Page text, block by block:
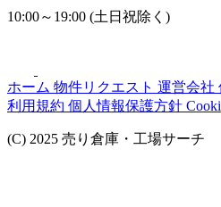
10:00～19:00 (土日祝除く)
ホーム 物件リクエスト 運営会社
利用規約 個人情報保護方針
(C) 2025 売り倉庫・工場サーチ